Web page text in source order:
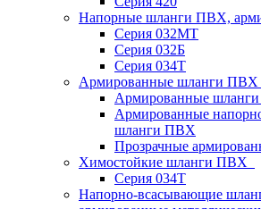
Напорные шланги ПВХ,
Серия 032МТ
Серия 032Б
Серия 034Т
Армированные шланги ПВХ
Армированные шланги
Армированные
шланги ПВХ
Прозрачные
Химостойкие шланги ПВХ
Серия 034Т
Напорно-всасывающие